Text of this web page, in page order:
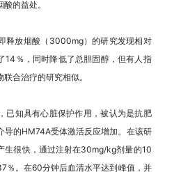
的益处。
释放烟酸（3000mg）的研究发现相对
14％，同时降低了总胆固醇，但有人指
合治疗的研究相似。
已知具有心脏保护作用，被认为是抗肥
导的HM74A受体激活反应增加。在该研
生很快，通过注射在30mg/kg剂量的10
％。在60分钟后血清水平达到峰值，并